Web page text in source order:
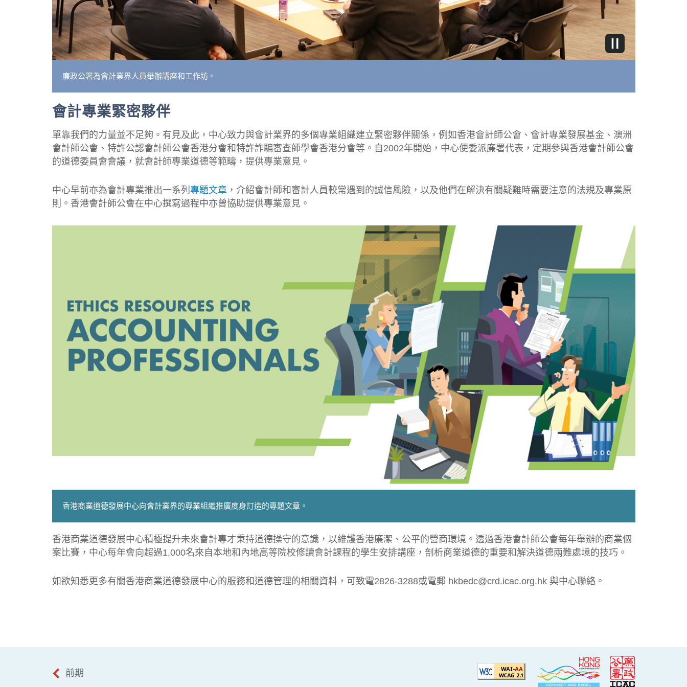
廉政公署為會計業界人員舉辦講座和工作坊。
會計專業緊密夥伴
單靠我們的力量並不足夠。有見及此，中心致力與會計業界的多個專業組織建立緊密夥伴關係，例如香港會計師公會、會計專業發展基金、澳洲
會計師公會、特許公認會計師公會香港分會和特許詐騙審查師學會香港分會等。自2002年開始，中心便委派廉署代表，定期參與香港會計師公會
的道德委員會會議，就會計師專業道德等範疇，提供專業意見。
中心早前亦為會計專業推出一系列 專題文章，介紹會計師和審計人員較常遇到的誠信風險，以及他們在解決有關疑難時需要注意的法規及專業原
則。香港會計師公會在中心撰寫過程中亦曾協助提供專業意見。
香港商業道德發展中心向會計業界的專業組織推廣度身訂造的專題文章。
香港商業道德發展中心積極提升未來會計專才秉持道德操守的意識，以維護香港廉潔、公平的營商環境。透過香港會計師公會每年舉辦的商業個
案比賽，中心每年會向超過1,000名來自本地和內地高等院校修讀會計課程的學生安排講座，剖析商業道德的重要和解決道德兩難處境的技巧。
如欲知悉更多有關香港商業道德發展中心的服務和道德管理的相關資料，可致電2826-3288或電郵 hkbedc@crd.icac.org.hk 與中心聯絡。
前期